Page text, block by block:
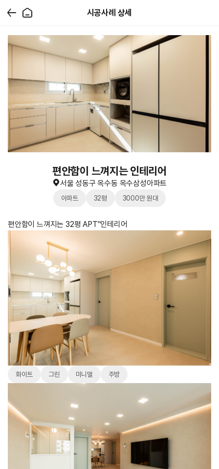
시공사례 상세
편안함이 느껴지는 인테리어
서울 성동구 옥수동 옥수삼성아파트
아파트 32평 3000만 원대
편안함이 느껴지는 32평 APT"인테리어
화이트 그린 미니멀 주방